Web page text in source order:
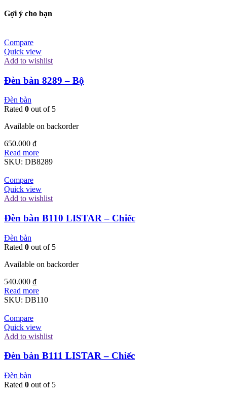
Gợi ý cho bạn
Compare
Quick view
Add to wishlist
Đèn bàn 8289 – Bộ
Đèn bàn
Rated 0 out of 5
Available on backorder
650.000 ₫
Read more
SKU: DB8289
Compare
Quick view
Add to wishlist
Đèn bàn B110 LISTAR – Chiếc
Đèn bàn
Rated 0 out of 5
Available on backorder
540.000 ₫
Read more
SKU: DB110
Compare
Quick view
Add to wishlist
Đèn bàn B111 LISTAR – Chiếc
Đèn bàn
Rated 0 out of 5